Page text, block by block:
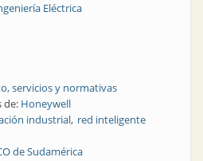
Eléctrica
servicios y normativas
de: Honeywell
industrial red inteligente
de Sudamérica